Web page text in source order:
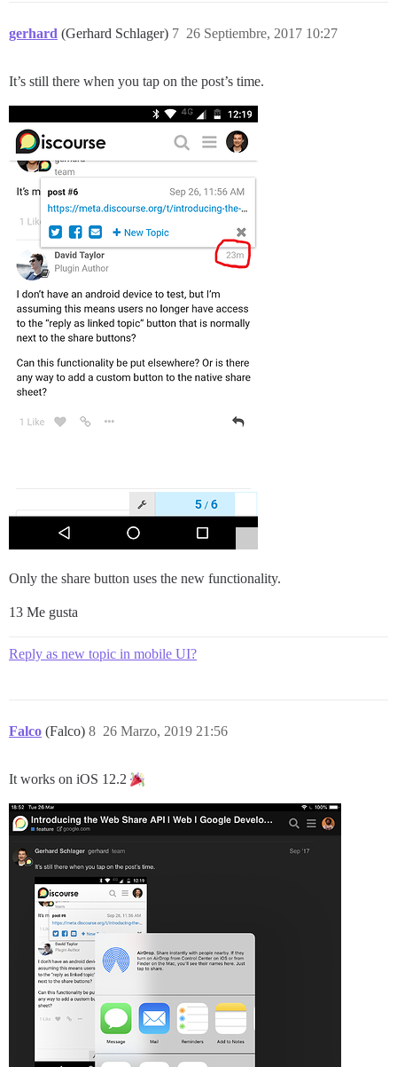
gerhard (Gerhard Schlager) 26 Septiembre, 2017 10:27
7
It’s still there when you tap on the post’s time.
Only the share button uses the new functionality.
13 Me gusta
Reply as new topic in mobile UI?
Falco (Falco) 26 Marzo, 2019 21:56
8
It works on iOS 12.2